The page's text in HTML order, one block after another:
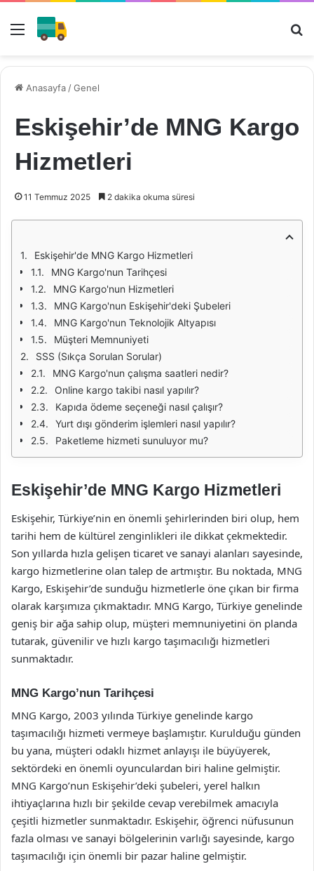
Menü
Anasayfa /Genel
Eskişehir’de MNG Kargo
Hizmetleri
11 Temmuz 2025 2 dakika okuma süresi
Eskişehir'de MNG Kargo Hizmetleri
MNG Kargo'nun Tarihçesi
MNG Kargo'nun Hizmetleri
MNG Kargo'nun Eskişehir'deki Şubeleri
MNG Kargo'nun Teknolojik Altyapısı
Müşteri Memnuniyeti
SSS (Sıkça Sorulan Sorular)
MNG Kargo'nun çalışma saatleri nedir?
Online kargo takibi nasıl yapılır?
Kapıda ödeme seçeneği nasıl çalışır?
Yurt dışı gönderim işlemleri nasıl yapılır?
Paketleme hizmeti sunuluyor mu?
Eskişehir’de MNG Kargo Hizmetleri
Eskişehir, Türkiye’nin en önemli şehirlerinden biri olup, hem
tarihi hem de kültürel zenginlikleri ile dikkat çekmektedir.
Son yıllarda hızla gelişen ticaret ve sanayi alanları sayesinde,
kargo hizmetlerine olan talep de artmıştır. Bu noktada, MNG
Kargo, Eskişehir’de sunduğu hizmetlerle öne çıkan bir firma
olarak karşımıza çıkmaktadır. MNG Kargo, Türkiye genelinde
geniş bir ağa sahip olup, müşteri memnuniyetini ön planda
tutarak, güvenilir ve hızlı kargo taşımacılığı hizmetleri
sunmaktadır.
MNG Kargo’nun Tarihçesi
MNG Kargo, 2003 yılında Türkiye genelinde kargo
taşımacılığı hizmeti vermeye başlamıştır. Kurulduğu günden
bu yana, müşteri odaklı hizmet anlayışı ile büyüyerek,
sektördeki en önemli oyunculardan biri haline gelmiştir.
MNG Kargo’nun Eskişehir’deki şubeleri, yerel halkın
ihtiyaçlarına hızlı bir şekilde cevap verebilmek amacıyla
çeşitli hizmetler sunmaktadır. Eskişehir, öğrenci nüfusunun
fazla olması ve sanayi bölgelerinin varlığı sayesinde, kargo
taşımacılığı için önemli bir pazar haline gelmiştir.